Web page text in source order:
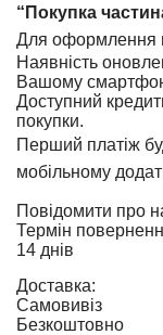
“Покупка
Для оформлення
Наявність
Вашому
Доступний
покупки.
Перший платіж
мобільному
Повідомити про
Термін
14 днів
Доставка:
Самовивіз
Безкоштовно